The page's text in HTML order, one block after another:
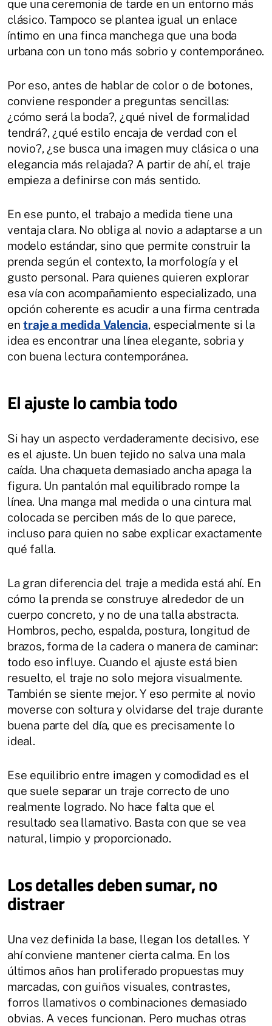
que una ceremonia de tarde en un entorno más
clásico. Tampoco se plantea igual un enlace
íntimo en una finca manchega que una boda
urbana con un tono más sobrio y contemporáneo.
Por eso, antes de hablar de color o de botones,
conviene responder a preguntas sencillas:
¿cómo será la boda?, ¿qué nivel de formalidad
tendrá?, ¿qué estilo encaja de verdad con el
novio?, ¿se busca una imagen muy clásica o una
elegancia más relajada? A partir de ahí, el traje
empieza a definirse con más sentido.
En ese punto, el trabajo a medida tiene una
ventaja clara. No obliga al novio a adaptarse a un
modelo estándar, sino que permite construir la
prenda según el contexto, la morfología y el
gusto personal. Para quienes quieren explorar
esa vía con acompañamiento especializado, una
opción coherente es acudir a una firma centrada
entraje a medida Valencia, especialmente si la
idea es encontrar una línea elegante, sobria y
con buena lectura contemporánea.
El ajuste lo cambia todo
Si hay un aspecto verdaderamente decisivo, ese
es el ajuste. Un buen tejido no salva una mala
caída. Una chaqueta demasiado ancha apaga la
figura. Un pantalón mal equilibrado rompe la
línea. Una manga mal medida o una cintura mal
colocada se perciben más de lo que parece,
incluso para quien no sabe explicar exactamente
qué falla.
La gran diferencia del traje a medida está ahí. En
cómo la prenda se construye alrededor de un
cuerpo concreto, y no de una talla abstracta.
Hombros, pecho, espalda, postura, longitud de
brazos, forma de la cadera o manera de caminar:
todo eso influye. Cuando el ajuste está bien
resuelto, el traje no solo mejora visualmente.
También se siente mejor. Y eso permite al novio
moverse con soltura y olvidarse del traje durante
buena parte del día, que es precisamente lo
ideal.
Ese equilibrio entre imagen y comodidad es el
que suele separar un traje correcto de uno
realmente logrado. No hace falta que el
resultado sea llamativo. Basta con que se vea
natural, limpio y proporcionado.
Los detalles deben sumar, no
distraer
Una vez definida la base, llegan los detalles. Y
ahí conviene mantener cierta calma. En los
últimos años han proliferado propuestas muy
marcadas, con guiños visuales, contrastes,
forros llamativos o combinaciones demasiado
obvias. A veces funcionan. Pero muchas otras